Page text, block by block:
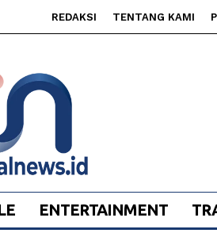
REDAKSI TENTANG KAMI
ENTERTAINMENT